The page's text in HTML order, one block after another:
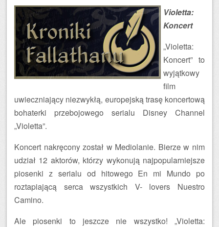
Violetta:
Koncert
„Violetta:
Koncert” to
wyjątkowy
film
uwieczniający niezwykłą, europejską trasę koncertową
bohaterki przebojowego serialu Disney Channel
„Violetta”.
Koncert nakręcony został w Mediolanie. Bierze w nim
udział 12 aktorów, którzy wykonują najpopularniejsze
piosenki z serialu od hitowego En mi Mundo po
roztapiającą serca wszystkich V- lovers Nuestro
Camino.
Ale piosenki to jeszcze nie wszystko! „Violetta: